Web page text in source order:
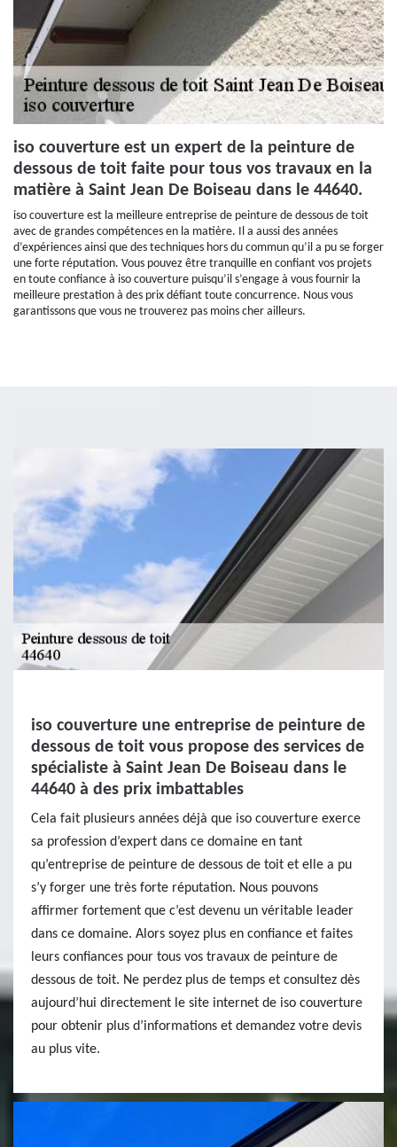
iso couverture est un expert de la peinture de
dessous de toit faite pour tous vos travaux en la
matière à Saint Jean De Boiseau dans le 44640.
iso couverture est la meilleure entreprise de peinture de dessous de toit
avec de grandes compétences en la matière. Il a aussi des années
d’expériences ainsi que des techniques hors du commun qu’il a pu se forger
une forte réputation. Vous pouvez être tranquille en confiant vos projets
en toute confiance à iso couverture puisqu’il s’engage à vous fournir la
meilleure prestation à des prix défiant toute concurrence. Nous vous
garantissons que vous ne trouverez pas moins cher ailleurs.
iso couverture une entreprise de peinture de
dessous de toit vous propose des services de
spécialiste à Saint Jean De Boiseau dans le
44640 à des prix imbattables
Cela fait plusieurs années déjà que iso couverture exerce
sa profession d’expert dans ce domaine en tant
qu’entreprise de peinture de dessous de toit et elle a pu
s’y forger une très forte réputation. Nous pouvons
affirmer fortement que c’est devenu un véritable leader
dans ce domaine. Alors soyez plus en confiance et faites
leurs confiances pour tous vos travaux de peinture de
dessous de toit. Ne perdez plus de temps et consultez dès
aujourd’hui directement le site internet de iso couverture
pour obtenir plus d’informations et demandez votre devis
au plus vite.